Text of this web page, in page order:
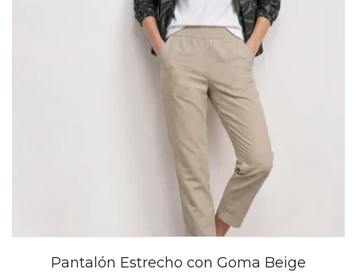
Pantalón Estrecho con Goma Beige